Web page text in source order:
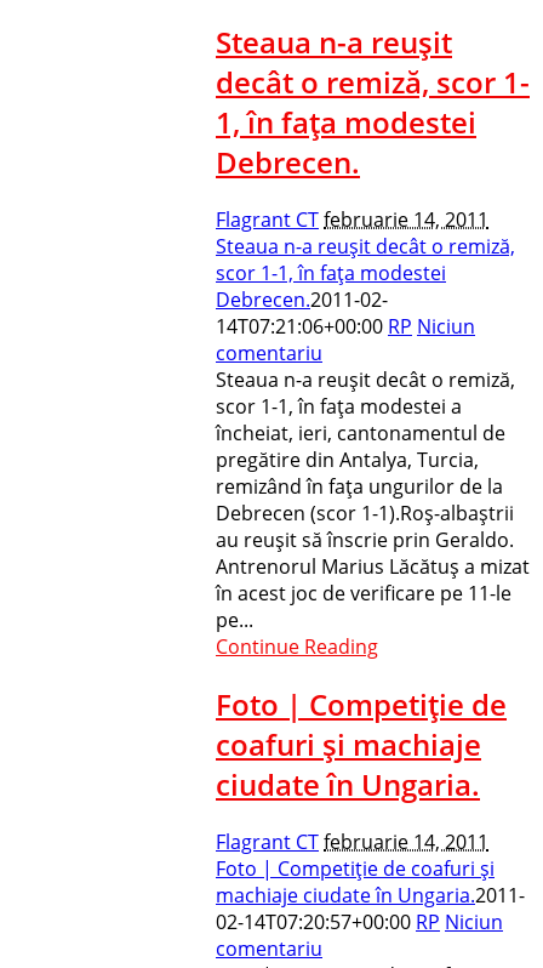
Steaua n-a reuşit
decât o remiză, scor 1-
1, în faţa modestei
Debrecen.
Flagrant CTfebruarie 14, 2011
Steaua n-a reuşit decât o remiză,
scor 1-1, în faţa modestei
Debrecen.2011-02-
14T07:21:06+00:00 RP Niciun
comentariu
Steaua n-a reuşit decât o remiză,
scor 1-1, în faţa modestei a
încheiat, ieri, cantonamentul de
pregătire din Antalya, Turcia,
remizând în faţa ungurilor de la
Debrecen (scor 1-1).Roş-albaştrii
au reuşit să înscrie prin Geraldo.
Antrenorul Marius Lăcătuş a mizat
în acest joc de verificare pe 11-le
pe...
Continue Reading
Foto | Competiţie de
coafuri şi machiaje
ciudate în Ungaria.
Flagrant CTfebruarie 14, 2011
Foto | Competiţie de coafuri şi
machiaje ciudate în Ungaria.2011-
02-14T07:20:57+00:00 RP Niciun
comentariu